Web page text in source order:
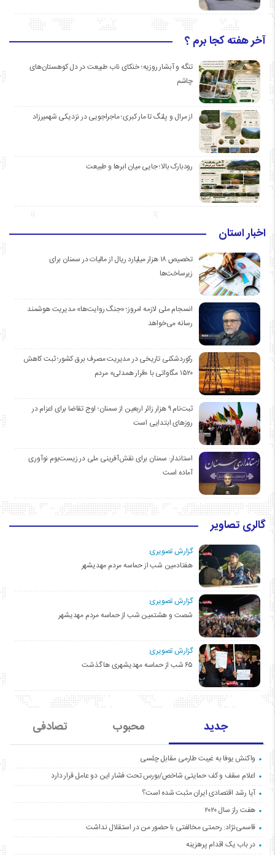
آخر هفته کجا برم ؟
تنگه و آبشار روزیه؛ خنکای ناب طبیعت در دل کوهستان‌های
چاشم
از مرال و پلنگ تا مار کبری؛ ماجراجویی در نزدیکی شهمیرزاد
رودبارک بالا؛ جایی میان ابرها و طبیعت
اخبار استان
تخصیص ۱۸ هزار میلیارد ریال از مالیات در سمنان برای
زیرساخت‌ها
انسجام ملی لازمه امروز؛ «جنگ روایت‌ها» مدیریت هوشمند
رسانه می‌خواهد
رکوردشکنی تاریخی در مدیریت مصرف برق کشور؛ ثبت کاهش
۱۵۲۰ مگاواتی با «قرار همدلی» مردم
ثبت‌نام ۹ هزار زائر اربعین از سمنان؛ اوج تقاضا برای اعزام در
روزهای ابتدایی است
استاندار: سمنان برای نقش‌آفرینی ملی در زیست‌بوم نوآوری
آماده است
گالری تصاویر
گزارش تصویری:
هفتادمین شب از حماسه مردم مهدیشهر
گزارش تصویری:
شصت و هشتمین شب از حماسه مردم مهدیشهر
گزارش تصویری:
۶۵ شب از حماسه مهدیشهری ها گذشت
جدید محبوب تصادفی
واکنش یوفا به غیبت طارمی مقابل چلسی
اعلام سقف و کف حمایتی شاخص/بورس تحت فشار این دو عامل قرار دارد
آیا رشد اقتصادی ایران مثبت شده است؟
هفت راز سال ۲۰۲۰
قاسمی‌نژاد: رحمتی مخالفتی با حضور من در استقلال نداشت
در باب یک اقدام پرهزینه